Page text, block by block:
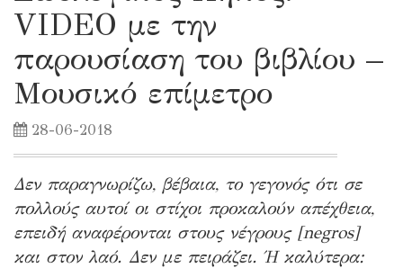
VIDEO με την
παρουσίαση του βιβλίου –
Μουσικό επίμετρο
28-06-2018
Δεν παραγνωρίζω, βέβαια, το γεγονός ότι σε
πολλούς αυτοί οι στίχοι προκαλούν απέχθεια,
επειδή αναφέρονται στους νέγρους [negros]
και στον λαό. Δεν με πειράζει. Ή καλύτερα: